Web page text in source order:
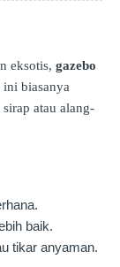
eksotis, gazebo
biasanya
atau alang-
baik.
tikar anyaman.